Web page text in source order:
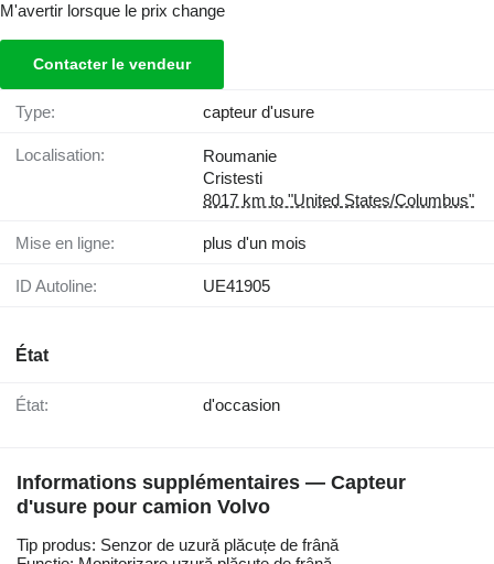
M'avertir lorsque le prix change
Contacter le vendeur
Type: capteur d'usure
Localisation:
Roumanie
Cristesti
8017 km to "United States/Columbus"
Mise en ligne: plus d'un mois
ID Autoline: UE41905
État
État: d'occasion
Informations supplémentaires — Capteur
d'usure pour camion Volvo
Tip produs: Senzor de uzură plăcuțe de frână